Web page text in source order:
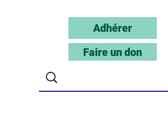
Adhérer
Faire un don